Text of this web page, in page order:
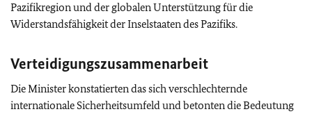
Pazifikregion und der globalen Unterstützung für die
Widerstandsfähigkeit der Inselstaaten des Pazifiks.
Verteidigungszusammenarbeit
Die Minister konstatierten das sich verschlechternde
internationale Sicherheitsumfeld und betonten die Bedeutung